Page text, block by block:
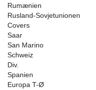
Rumænien
Rusland-Sovjetunionen
Covers
Saar
San Marino
Schweiz
Div.
Spanien
Europa T-Ø